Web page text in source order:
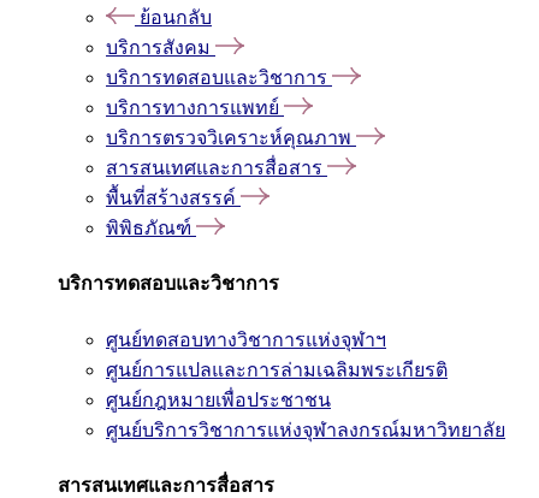
ย้อนกลับ
บริการสังคม
บริการทดสอบและวิชาการ
บริการทางการแพทย์
บริการตรวจวิเคราะห์คุณภาพ
สารสนเทศและการสื่อสาร
พื้นที่สร้างสรรค์
พิพิธภัณฑ์
บริการทดสอบและวิชาการ
ศูนย์ทดสอบทางวิชาการแห่งจุฬาฯ
ศูนย์การแปลและการล่ามเฉลิมพระเกียรติ
ศูนย์กฎหมายเพื่อประชาชน
ศูนย์บริการวิชาการแห่งจุฬาลงกรณ์มหาวิทยาลัย
สารสนเทศและการสื่อสาร